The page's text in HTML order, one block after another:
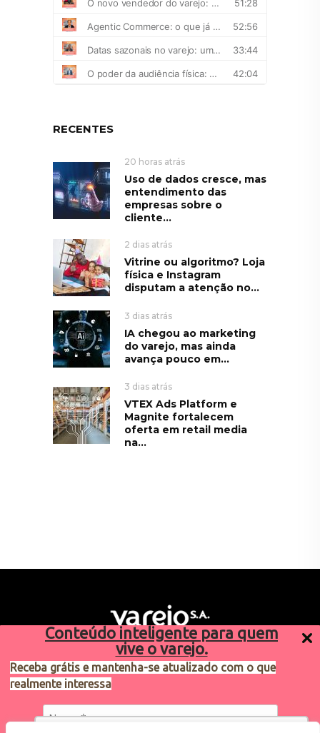
Conteúdo inteligente para quem
vive o varejo.
Receba grátis e mantenha-se atualizado com o que
realmente interessa
RECENTES
20 horas atrás
Uso de dados cresce, mas
entendimento das
empresas sobre o
cliente...
2 dias atrás
Vitrine ou algoritmo? Loja
física e Instagram
disputam a atenção no...
3 dias atrás
IA chegou ao marketing
do varejo, mas ainda
avança pouco em...
3 dias atrás
VTEX Ads Platform e
Magnite fortalecem
oferta em retail media
na...
Sugestões de pauta
varejosa@cndl.org.br